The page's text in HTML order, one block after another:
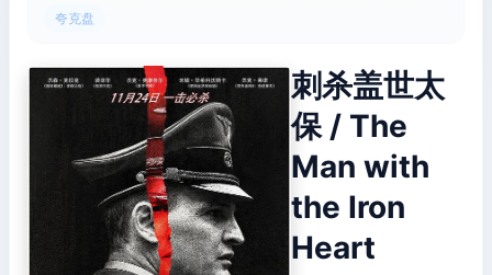
夸克盘
刺杀盖世太
保 / The
Man with
the Iron
Heart